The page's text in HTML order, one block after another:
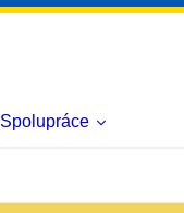
Spolupráce